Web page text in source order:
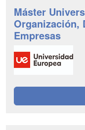
Máster
Organización,
Empresas